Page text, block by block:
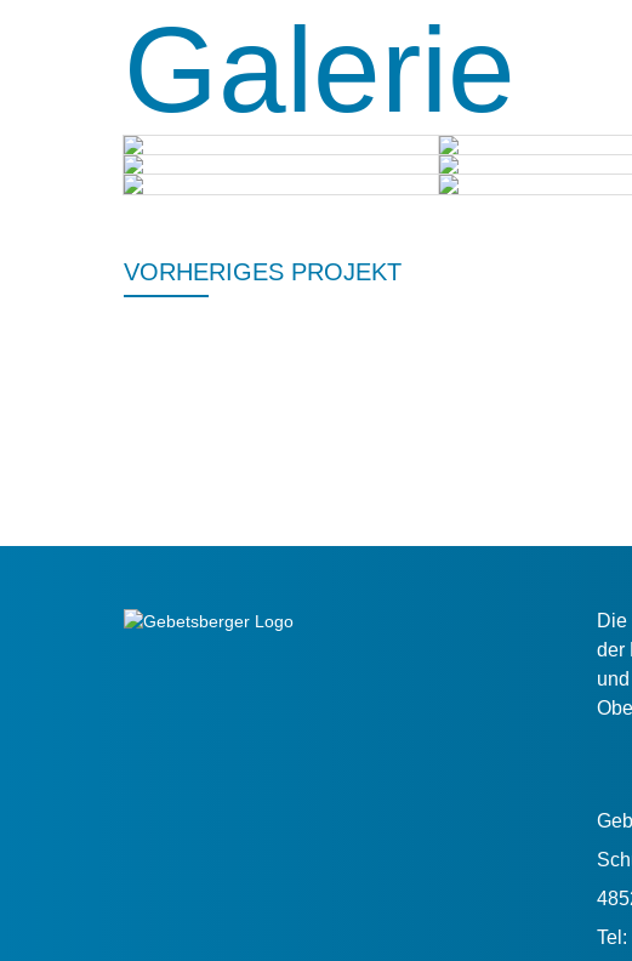
Galerie
VORHERIGES PROJEKT
Die
der